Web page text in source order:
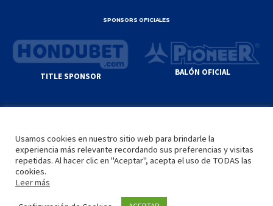
SPONSORS OFICIALES
TITLE SPONSOR BALÓN OFICIAL
YOUTUBE TERMS OF SERVICE
PRIVACY POLICY
POLÍTICA DE PRIVACIDAD
INICIO
Usamos cookies en nuestro sitio web para brindarle la
experiencia más relevante recordando sus preferencias y visitas
repetidas. Al hacer clic en "Aceptar", acepta el uso de TODAS las
cookies.
Leer más